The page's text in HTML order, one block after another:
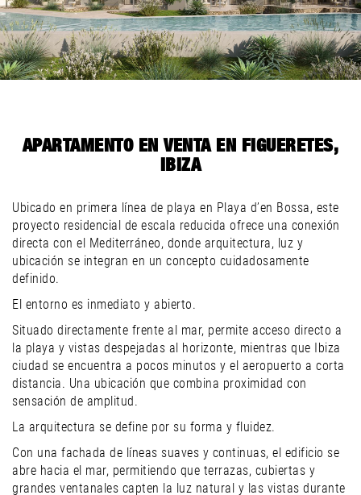
APARTAMENTO EN VENTA EN FIGUERETES,
IBIZA
Ubicado en primera línea de playa en Playa d’en Bossa, este
proyecto residencial de escala reducida ofrece una conexión
directa con el Mediterráneo, donde arquitectura, luz y
ubicación se integran en un concepto cuidadosamente
definido.
El entorno es inmediato y abierto.
Situado directamente frente al mar, permite acceso directo a
la playa y vistas despejadas al horizonte, mientras que Ibiza
ciudad se encuentra a pocos minutos y el aeropuerto a corta
distancia. Una ubicación que combina proximidad con
sensación de amplitud.
La arquitectura se define por su forma y fluidez.
Con una fachada de líneas suaves y continuas, el edificio se
abre hacia el mar, permitiendo que terrazas, cubiertas y
grandes ventanales capten la luz natural y las vistas durante